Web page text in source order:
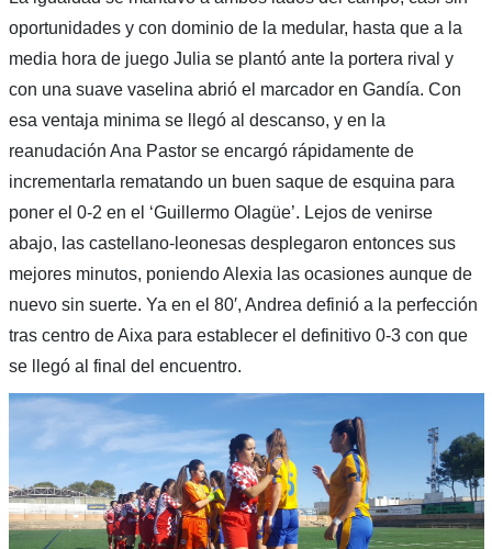
oportunidades y con dominio de la medular, hasta que a la
media hora de juego Julia se plantó ante la portera rival y
con una suave vaselina abrió el marcador en Gandía. Con
esa ventaja minima se llegó al descanso, y en la
reanudación Ana Pastor se encargó rápidamente de
incrementarla rematando un buen saque de esquina para
poner el 0-2 en el ‘Guillermo Olagüe’. Lejos de venirse
abajo, las castellano-leonesas desplegaron entonces sus
mejores minutos, poniendo Alexia las ocasiones aunque de
nuevo sin suerte. Ya en el 80′, Andrea definió a la perfección
tras centro de Aixa para establecer el definitivo 0-3 con que
se llegó al final del encuentro.